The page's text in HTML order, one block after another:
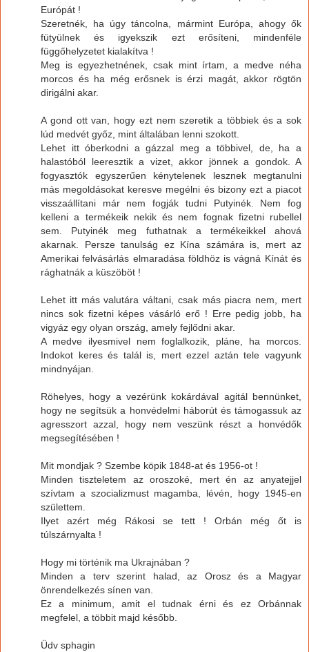
Európát !
Szeretnék, ha úgy táncolna, mármint Európa, ahogy ők
fütyülnek és igyekszik ezt erősíteni, mindenféle
függőhelyzetet kialakítva !
Meg is egyezhetnének, csak mint írtam, a medve néha
morcos és ha még erősnek is érzi magát, akkor rögtön
dirigálni akar.
A gond ott van, hogy ezt nem szeretik a többiek és a sok
lúd medvét győz, mint általában lenni szokott.
Lehet itt óberkodni a gázzal meg a többivel, de, ha a
halastóból leeresztik a vizet, akkor jönnek a gondok. A
fogyasztók egyszerűen kénytelenek lesznek megtanulni
más megoldásokat keresve megélni és bizony ezt a piacot
visszaállítani már nem fogják tudni Putyinék. Nem fog
kelleni a termékeik nekik és nem fognak fizetni rubellel
sem. Putyinék meg futhatnak a termékeikkel ahová
akarnak. Persze tanulság ez Kína számára is, mert az
Amerikai felvásárlás elmaradása földhöz is vágná Kínát és
rághatnák a küszöböt !
Lehet itt más valutára váltani, csak más piacra nem, mert
nincs sok fizetni képes vásárló erő ! Erre pedig jobb, ha
vigyáz egy olyan ország, amely fejlődni akar.
A medve ilyesmivel nem foglalkozik, pláne, ha morcos.
Indokot keres és talál is, mert ezzel aztán tele vagyunk
mindnyájan.
Röhelyes, hogy a vezérünk kokárdával agitál bennünket,
hogy ne segítsük a honvédelmi háborút és támogassuk az
agresszort azzal, hogy nem veszünk részt a honvédők
megsegítésében !
Mit mondjak ? Szembe köpik 1848-at és 1956-ot !
Minden tiszteletem az oroszoké, mert én az anyatejjel
szívtam a szocializmust magamba, lévén, hogy 1945-en
születtem.
Ilyet azért még Rákosi se tett ! Orbán még őt is
túlszárnyalta !
Hogy mi történik ma Ukrajnában ?
Minden a terv szerint halad, az Orosz és a Magyar
önrendelkezés sínen van.
Ez a minimum, amit el tudnak érni és ez Orbánnak
megfelel, a többit majd később.
Üdv sphagin